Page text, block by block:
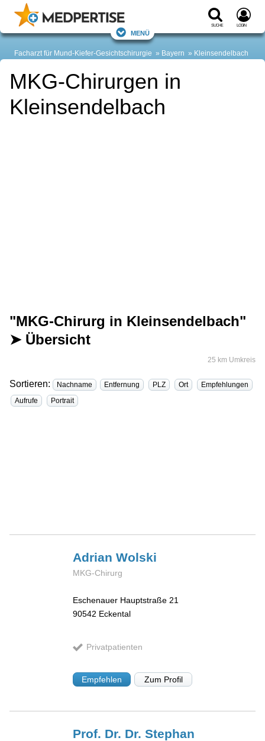
Suche Login
Menü
Facharzt für Mund-Kiefer-Gesichtschirurgie Bayern Kleinsendelbach
MKG-Chirurgen in
Kleinsendelbach
"MKG-Chirurg in Kleinsendelbach"
➤ Übersicht
25 km Umkreis
Sortieren: Nachname Entfernung PLZ Ort
Empfehlungen
Aufrufe
Portrait
AdrianWolski
MKG-Chirurg
Eschenauer Hauptstraße 21
90542 Eckental
Privatpatienten
Empfehlen Zum Profil
Prof. Dr. Dr. Stephan